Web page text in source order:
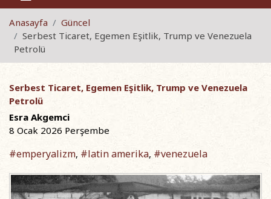
Anasayfa
Güncel
Serbest Ticaret, Egemen Eşitlik, Trump ve Venezuela
Petrolü
Serbest Ticaret, Egemen Eşitlik, Trump ve Venezuela
Petrolü
Esra Akgemci
8 Ocak 2026 Perşembe
#emperyalizm, #latin amerika, #venezuela